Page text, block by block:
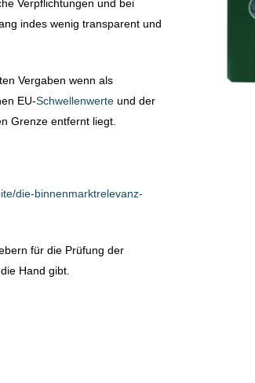
Verpflichtungen und bei
indes wenig transparent und
Vergaben wenn als
EU-Schwellenwerte und der
Grenze entfernt liegt.
die-binnenmarktrelevanz-
für die Prüfung der
Hand gibt.